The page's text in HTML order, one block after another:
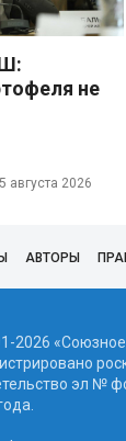
не
августа 2026
АВТОРЫ
2026
эл №